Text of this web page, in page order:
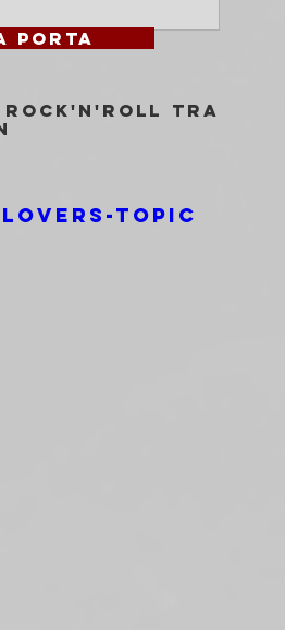
porta
Rock'n'Roll tra
Topic